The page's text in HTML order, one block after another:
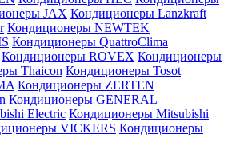
JAX Кондиционеры Lanzkraft
Кондиционеры NEWTEK
Кондиционеры QuattroClima
Кондиционеры ROVEX Кондиционеры
Thaicon Кондиционеры Tosot
Кондиционеры ZERTEN
Кондиционеры GENERAL
Electric Кондиционеры Mitsubishi
VICKERS Кондиционеры